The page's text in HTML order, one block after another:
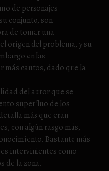
de personajes
conjunto, son
de tomar una
origen del problema, y su
en las
más cautos, dado que la
del autor que se
superfluo de los
más que eran
con algún rasgo más,
Bastante más
intervinientes como
de la zona.